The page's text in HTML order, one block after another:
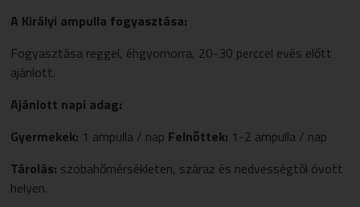
A Királyi ampulla fogyasztása:
Fogyasztása reggel, éhgyomorra, 20-30 perccel evés előtt
ajánlott.
Ajánlott napi adag:
Gyermekek: 1 ampulla / nap Felnőttek: 1-2 ampulla / nap
Tárolás: szobahőmérsékleten, száraz és nedvességtől óvott
helyen.